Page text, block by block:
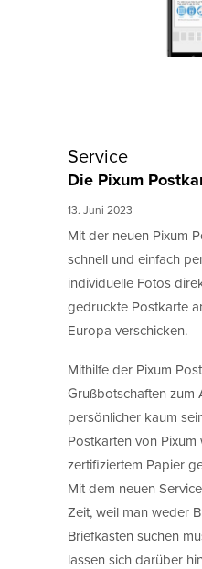
Service
Die Pixum
13. Juni 2023
Mit der neuen Pixum
schnell und einfach
individuelle Fotos
gedruckte Postkarte
Europa verschicken.
Mithilfe der Pixum
Grußbotschaften zum
persönlicher kaum
Postkarten von Pixum
zertifiziertem Papier
Mit dem neuen
Zeit, weil man weder
Briefkasten suchen
lassen sich darüber